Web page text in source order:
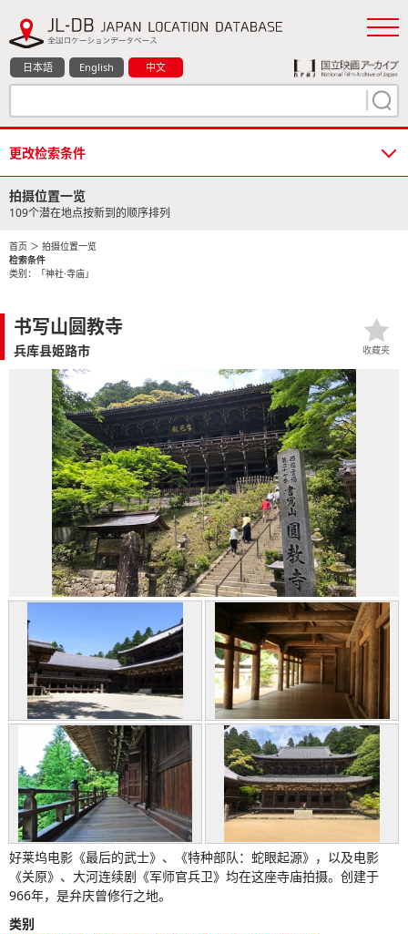
日本語 English 中文
更改检索条件
拍摄位置一览
109个潜在地点按新到的顺序排列
首页 ＞ 拍摄位置一览
检索条件
类别：「神社·寺庙」
书写山圆教寺
兵库县姫路市
好莱坞电影《最后的武士》、《特种部队：蛇眼起源》，以及电影
《关原》、大河连续剧《军师官兵卫》均在这座寺庙拍摄。创建于
966年，是弁庆曾修行之地。
类别
收藏夹